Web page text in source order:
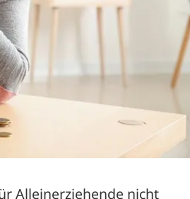
Alleinerziehende nicht